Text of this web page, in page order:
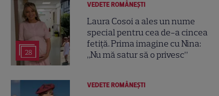
28
VEDETE ROMÂNEŞTI
Laura Cosoi a ales un nume
special pentru cea de-a cincea
fetiță. Prima imagine cu Nina:
„Nu mă satur să o privesc”
VEDETE ROMÂNEŞTI